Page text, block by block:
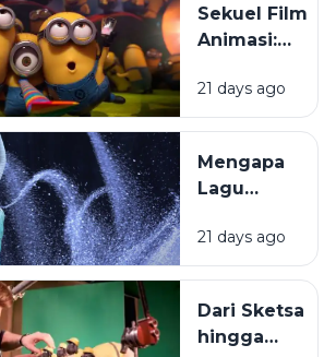
Beragam
Teknik di
Animasi
Sekuel Film
Animasi:
Penonton
Selalu
21 days ago
Mengapa
Lagu
Film
Animasi
Melekat di
Ingatan?
21 days ago
Dari Sketsa
hingga